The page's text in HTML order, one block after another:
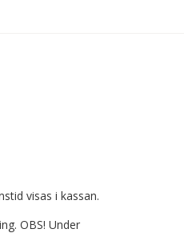
visas i kassan.
OBS! Under